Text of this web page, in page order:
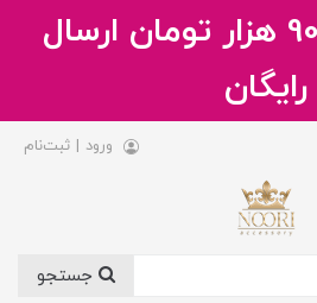
خرید بالای 900 هزار تومان ارسال
رایگان
ورود | ثبت‌نام